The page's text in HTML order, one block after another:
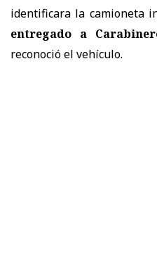
identificara la camioneta
entregado a
reconoció el vehículo.